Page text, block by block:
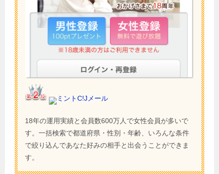
ミントC!Jメール
18年の運用実績と会員数600万人で女性会員が多いで
す。一括検索で都道府県・性別・年齢、いろんな条件
で絞り込んであなた好みの相手と出会うことができま
す。